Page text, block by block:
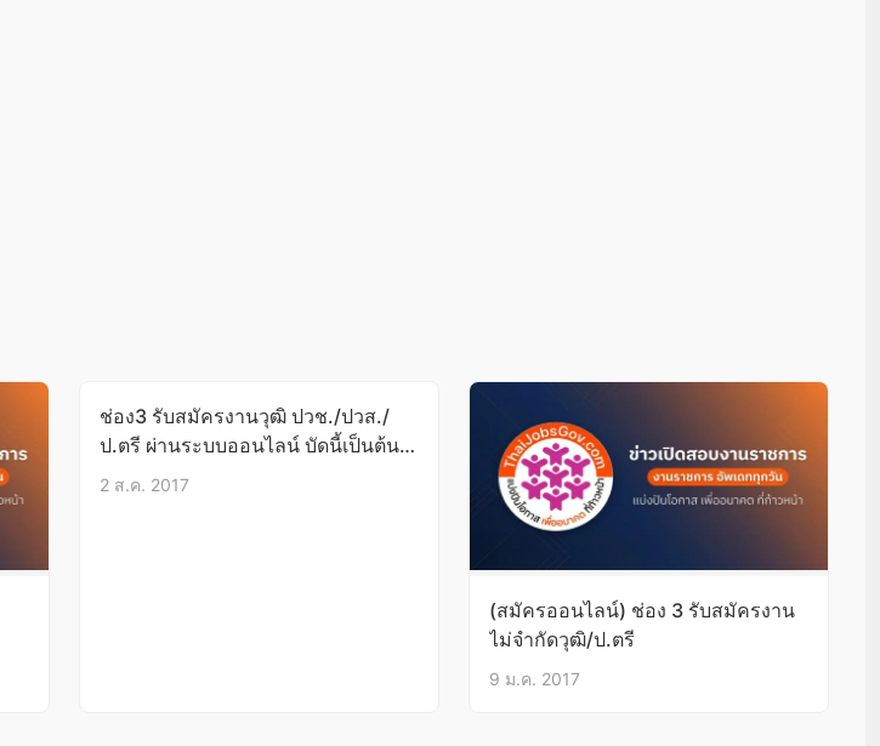
ช่อง3 รับสมัครงานวุฒิ ปวช./ปวส./
ป.ตรี ผ่านระบบออนไลน์ บัดนี้เป็นต้น
ไป
2 ส.ค. 2017
(สมัครออนไลน์) ช่อง 3 รับสมัครงาน
ไม่จำกัดวุฒิ/ป.ตรี
9 ม.ค. 2017